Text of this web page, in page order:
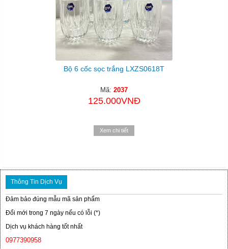
Bộ 6 cốc sọc trắng LXZS0618T
Mã: 2037
125.000VNĐ
Xem chi tiết
Thông Tin Dịch Vụ
Đảm bảo đúng mẫu mã sản phẩm
Đổi mới trong 7 ngày nếu có lỗi (*)
Dịch vụ khách hàng tốt nhất
0977390958